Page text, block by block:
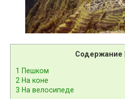
Содержание
1 Пешком
2 На коне
3 На велосипеде